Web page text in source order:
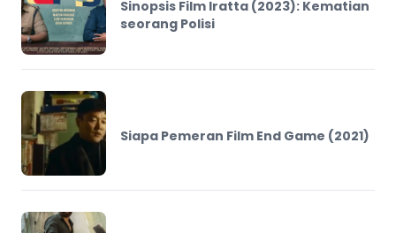
Sinopsis Film Iratta (2023): Kematian
seorang Polisi
Siapa Pemeran Film End Game (2021)